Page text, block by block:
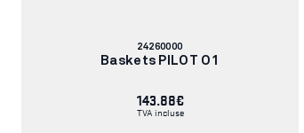
Numéro
d'article:
24260000
Baskets PILOT O1
143.88€
TVA incluse